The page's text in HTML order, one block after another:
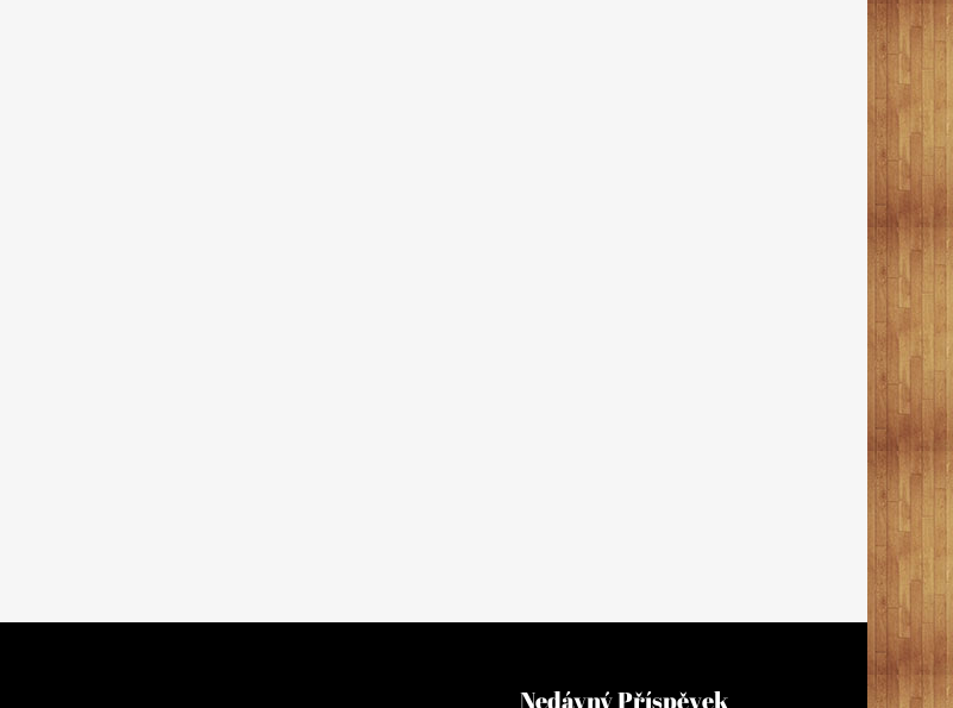
Nedávný Příspěvek